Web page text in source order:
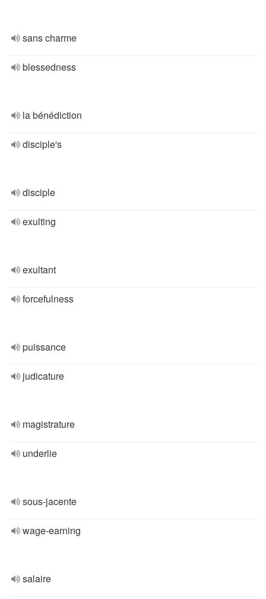
sans charme
blessedness
la bénédiction
disciple's
disciple
exulting
exultant
forcefulness
puissance
judicature
magistrature
underlie
sous-jacente
wage-earning
salaire